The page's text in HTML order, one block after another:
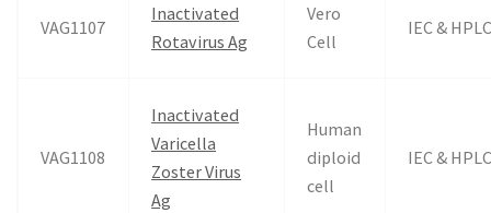
VAG1107
Inactivated
Rotavirus Ag
Vero
Cell
IEC &
VAG1108
Inactivated
Varicella
Zoster Virus
Ag
Human
diploid
cell
IEC &